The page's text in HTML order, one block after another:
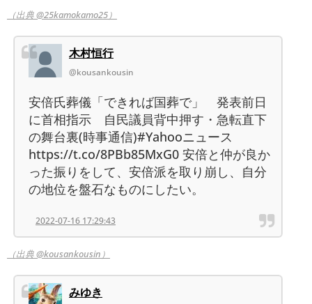
（出典 @25kamokamo25）
木村恒行
@kousankousin
安倍氏葬儀「できれば国葬で」 発表前日
に首相指示 自民議員背中押す・急転直下
の舞台裏(時事通信)#Yahooニュース
https://t.co/8PBb85MxG0 安倍と仲が良か
った振りをして、安倍派を取り崩し、自分
の地位を盤石なものにしたい。
2022-07-16 17:29:43
（出典 @kousankousin）
みゆき